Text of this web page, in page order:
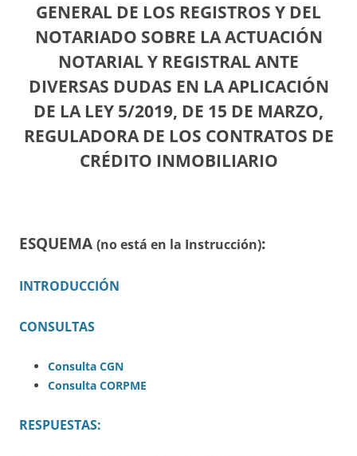
GENERAL DE LOS REGISTROS Y DEL
NOTARIADO SOBRE LA ACTUACIÓN
NOTARIAL Y REGISTRAL ANTE
DIVERSAS DUDAS EN LA APLICACIÓN
DE LA LEY 5/2019, DE 15 DE MARZO,
REGULADORA DE LOS CONTRATOS DE
CRÉDITO INMOBILIARIO
ESQUEMA (no está en la Instrucción):
INTRODUCCIÓN
CONSULTAS
Consulta CGN
Consulta CORPME
RESPUESTAS: